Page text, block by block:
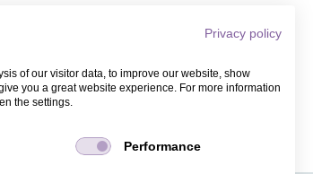
Privacy policy
of our visitor data, to improve our website, show
you a great website experience. For more information
the settings.
Performance